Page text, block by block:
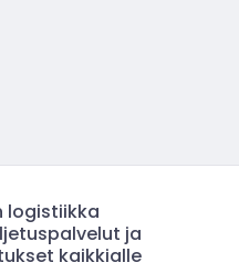
logistiikka
ja
kaikkialle